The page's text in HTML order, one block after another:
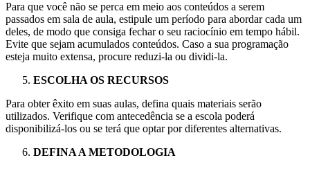
Para que você não se perca em meio aos conteúdos a serem
passados em sala de aula, estipule um período para abordar cada um
deles, de modo que consiga fechar o seu raciocínio em tempo hábil.
Evite que sejam acumulados conteúdos. Caso a sua programação
esteja muito extensa, procure reduzi-la ou dividi-la.
ESCOLHA OS RECURSOS
Para obter êxito em suas aulas, defina quais materiais serão
utilizados. Verifique com antecedência se a escola poderá
disponibilizá-los ou se terá que optar por diferentes alternativas.
DEFINA A METODOLOGIA